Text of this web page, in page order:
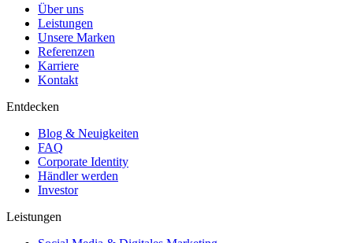
Über uns
Leistungen
Unsere Marken
Referenzen
Karriere
Kontakt
Entdecken
Blog & Neuigkeiten
FAQ
Corporate Identity
Händler werden
Investor
Leistungen